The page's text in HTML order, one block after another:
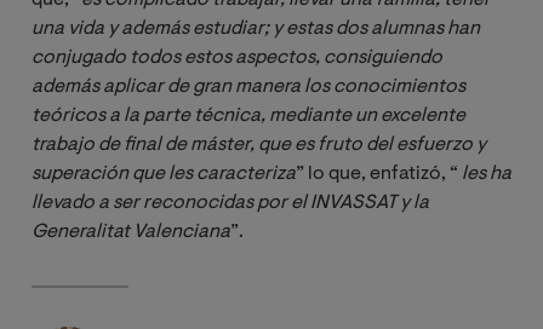
una vida y además estudiar; y estas dos alumnas han
conjugado todos estos aspectos, consiguiendo
además aplicar de gran manera los conocimientos
teóricos a la parte técnica, mediante un excelente
trabajo de final de máster, que es fruto del esfuerzo y
superación que les caracteriza” lo que, enfatizó, “ les ha
llevado a ser reconocidas por el INVASSAT y la
Generalitat Valenciana”.